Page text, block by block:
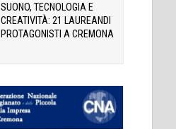
SUONO, TECNOLOGIA E
CREATIVITÀ: 21 LAUREANDI
PROTAGONISTI A CREMONA